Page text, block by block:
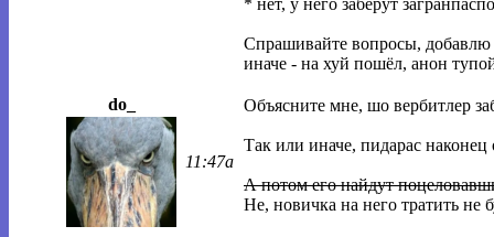
* нет, у него заберут
Спрашивайте вопросы, добавлю
иначе - на хуй пошёл, анон
do_
11:47a
Объясните мне, шо вербитлер
Так или иначе, пидарас наконец
А потом его найдут
Не, новичка на него тратить не